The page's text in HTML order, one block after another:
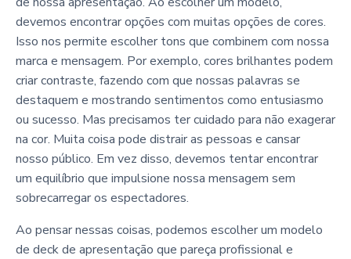
devemos encontrar opções com muitas opções de cores.
Isso nos permite escolher tons que combinem com nossa
marca e mensagem. Por exemplo, cores brilhantes podem
criar contraste, fazendo com que nossas palavras se
destaquem e mostrando sentimentos como entusiasmo
ou sucesso. Mas precisamos ter cuidado para não exagerar
na cor. Muita coisa pode distrair as pessoas e cansar
nosso público. Em vez disso, devemos tentar encontrar
um equilíbrio que impulsione nossa mensagem sem
sobrecarregar os espectadores.
Ao pensar nessas coisas, podemos escolher um modelo
de deck de apresentação que pareça profissional e